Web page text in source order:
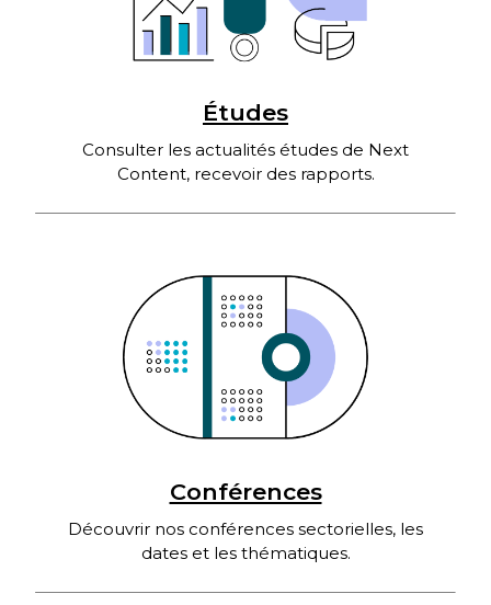
Études
Consulter les actualités études de Next
Content, recevoir des rapports.
Conférences
Découvrir nos conférences sectorielles, les
dates et les thématiques.